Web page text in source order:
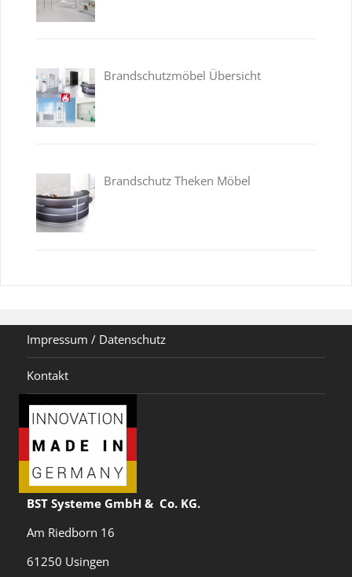
Brandschutzmöbel Übersicht
Brandschutz Theken Möbel
Impressum / Datenschutz
Kontakt
BST Systeme GmbH & Co. KG.
Am Riedborn 16
61250 Usingen